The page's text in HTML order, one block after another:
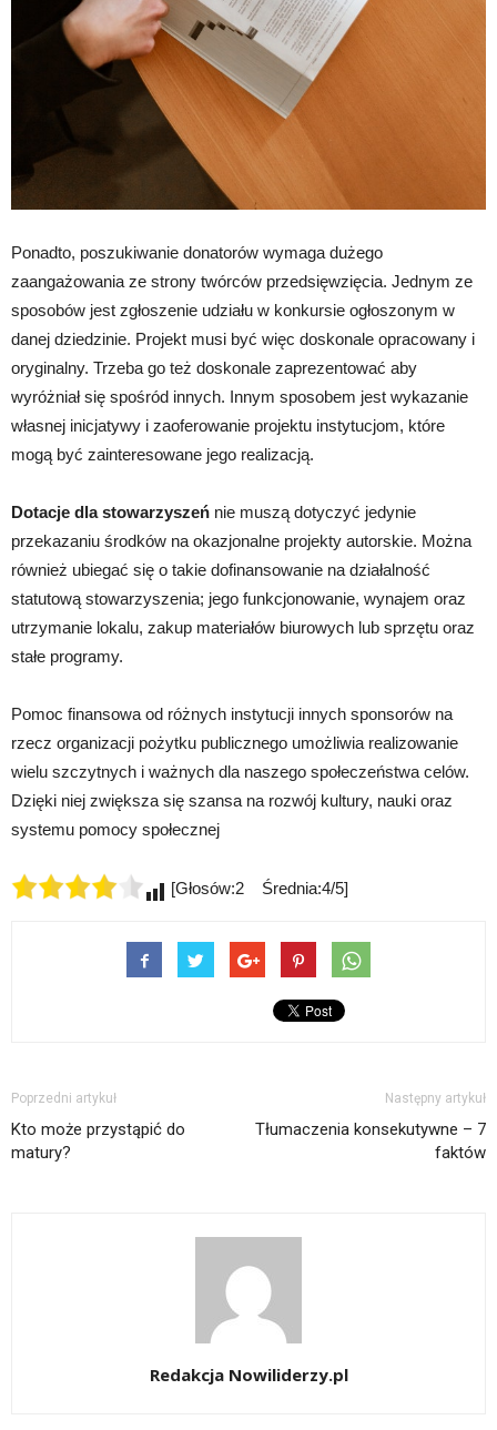
Ponadto, poszukiwanie donatorów wymaga dużego
zaangażowania ze strony twórców przedsięwzięcia. Jednym ze
sposobów jest zgłoszenie udziału w konkursie ogłoszonym w
danej dziedzinie. Projekt musi być więc doskonale opracowany i
oryginalny. Trzeba go też doskonale zaprezentować aby
wyróżniał się spośród innych. Innym sposobem jest wykazanie
własnej inicjatywy i zaoferowanie projektu instytucjom, które
mogą być zainteresowane jego realizacją.
Dotacje dla stowarzyszeń nie muszą dotyczyć jedynie
przekazaniu środków na okazjonalne projekty autorskie. Można
również ubiegać się o takie dofinansowanie na działalność
statutową stowarzyszenia; jego funkcjonowanie, wynajem oraz
utrzymanie lokalu, zakup materiałów biurowych lub sprzętu oraz
stałe programy.
Pomoc finansowa od różnych instytucji innych sponsorów na
rzecz organizacji pożytku publicznego umożliwia realizowanie
wielu szczytnych i ważnych dla naszego społeczeństwa celów.
Dzięki niej zwiększa się szansa na rozwój kultury, nauki oraz
systemu pomocy społecznej
[Głosów:2 Średnia:4/5]
Poprzedni artykuł
Kto może przystąpić do
matury?
Następny artykuł
Tłumaczenia konsekutywne – 7
faktów
Redakcja Nowiliderzy.pl